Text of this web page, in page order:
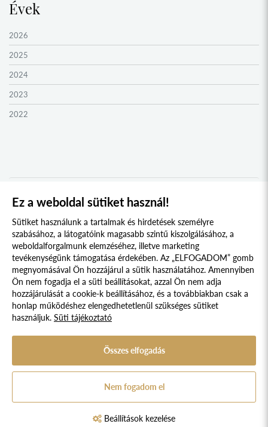
GARAM MENTI KOLLÉGIUM
ŐRVIDÉK KOLLÉGIUM
MOLDVAI CSÁNGÓ KOLLÉGIUM
HEGYKÖZ KOLLÉGIUM
ZENTA KOLLÉGIUM
NYUGAT-BÁCSKA KOLLÉGIUM
DRÁVASZÖG ÉS SZLAVÓNIA KOLLÉGIUM
TESSEDIK SÁMUEL KOLLÉGIUM
AFRIKA KOLLÉGIUM
KELETI NYITÁS KOLLÉGIUM
IBERO-AMERICA KOLLÉGIUM
SZENT-GYÖRGYI ALBERT KOLLÉGIUM
VARGA DOMOKOS KOLLÉGIUM
STEINDL IMRE PARLEMENTI KOLLÉGIUM
Évek
2026
2025
2024
2023
2022
2016
2015
2014
2013
2012
2009
1 2
Süti szabályzat Adatvédelmi nyilatkozat
Jogi nyilatkozat
© 2017 - 2026 NÉPFŐISKOLA ALAPÍTVÁNY, LAKITELEK. MINDEN JOG
Ez a weboldal sütiket használ!
Sütiket használunk a tartalmak és hirdetések személyre
szabásához, a látogatóink magasabb szintű kiszolgálásához, a
weboldalforgalmunk elemzéséhez, illetve marketing
tevékenységünk támogatása érdekében. Az „ELFOGADOM” gomb
megnyomásával Ön hozzájárul a sütik használatához. Amennyiben
Ön nem fogadja el a süti beállításokat, azzal Ön nem adja
hozzájárulását a cookie-k beállításához, és a továbbiakban csak a
honlap működéshez elengedhetetlenül szükséges sütiket
használjuk. Süti tájékoztató
Összes elfogadás
Nem fogadom el
Beállítások kezelése